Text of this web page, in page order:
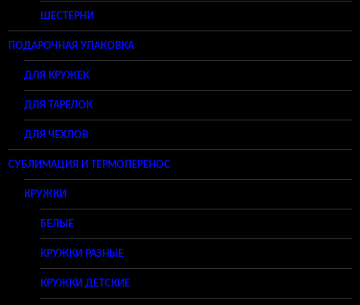
ШЕСТЕРНИ
ПОДАРОЧНАЯ УПАКОВКА
ДЛЯ КРУЖЕК
ДЛЯ ТАРЕЛОК
ДЛЯ ЧЕХЛОВ
СУБЛИМАЦИЯ И ТЕРМОПЕРЕНОС
КРУЖКИ
БЕЛЫЕ
КРУЖКИ РАЗНЫЕ
КРУЖКИ ДЕТСКИЕ